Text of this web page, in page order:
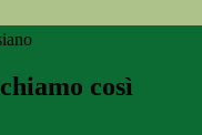
così